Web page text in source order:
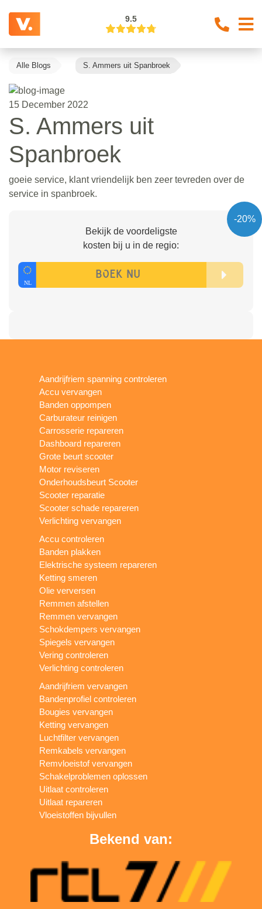
9.5
Alle Blogs S. Ammers uit Spanbroek
15 December 2022
S. Ammers uit
Spanbroek
goeie service, klant vriendelijk ben zeer tevreden over de
service in spanbroek.
-20%
Bekijk de voordeligste
kosten bij u in de regio:
Aandrijfriem spanning controleren
Accu vervangen
Banden oppompen
Carburateur reinigen
Carrosserie repareren
Dashboard repareren
Grote beurt scooter
Motor reviseren
Onderhoudsbeurt Scooter
Scooter reparatie
Scooter schade repareren
Verlichting vervangen
Accu controleren
Banden plakken
Elektrische systeem repareren
Ketting smeren
Olie verversen
Remmen afstellen
Remmen vervangen
Schokdempers vervangen
Spiegels vervangen
Vering controleren
Verlichting controleren
Aandrijfriem vervangen
Bandenprofiel controleren
Bougies vervangen
Ketting vervangen
Luchtfilter vervangen
Remkabels vervangen
Remvloeistof vervangen
Schakelproblemen oplossen
Uitlaat controleren
Uitlaat repareren
Vloeistoffen bijvullen
Bekend van: